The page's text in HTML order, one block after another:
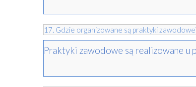
17. Gdzie organizowane są praktyki
Praktyki zawodowe są realizowane u